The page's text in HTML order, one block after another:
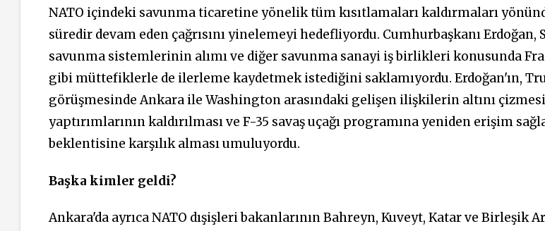
NATO içindeki savunma ticaretine yönelik tüm kısıtlamaları kaldırmaları
süredir devam eden çağrısını yinelemeyi hedefliyordu. Cumhurbaşkanı Erdoğan,
savunma sistemlerinin alımı ve diğer savunma sanayi iş birlikleri konusunda
gibi müttefiklerle de ilerleme kaydetmek istediğini saklamıyordu. Erdoğan'ın,
görüşmesinde Ankara ile Washington arasındaki gelişen ilişkilerin altını
yaptırımlarının kaldırılması ve F-35 savaş uçağı programına yeniden erişim
beklentisine karşılık alması umuluyordu.
Başka kimler geldi?
Ankara'da ayrıca NATO dışişleri bakanlarının Bahreyn, Kuveyt, Katar ve Birleşik